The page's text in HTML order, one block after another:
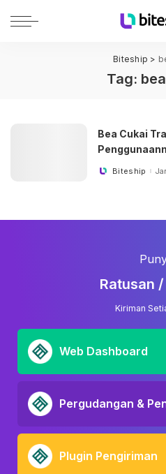
Biteship >
Tag:
Bea Cukai
PostedBiteship
Ratusan
Kiriman
Web Dashboard
Pergudangan &
Plugin Pengiriman